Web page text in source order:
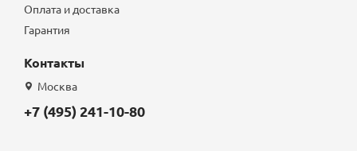
Оплата и доставка
Гарантия
Контакты
Москва
+7 (495) 241-10-80